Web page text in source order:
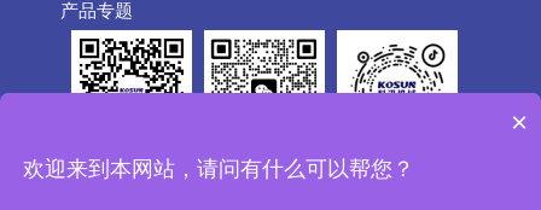
产品专题
公众号 微信 抖音
×
欢迎来到本网站，请问有什么可以帮您？